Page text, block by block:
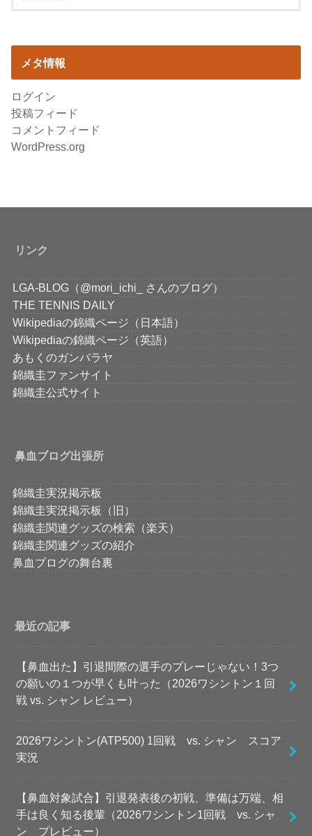
メタ情報
ログイン
投稿フィード
コメントフィード
WordPress.org
リンク
LGA-BLOG（@mori_ichi_ さんのブログ）
THE TENNIS DAILY
Wikipediaの錦織ページ（日本語）
Wikipediaの錦織ページ（英語）
あもくのガンバラヤ
錦織圭ファンサイト
錦織圭公式サイト
鼻血ブログ出張所
錦織圭実況掲示板
錦織圭実況掲示板（旧）
錦織圭関連グッズの検索（楽天）
錦織圭関連グッズの紹介
鼻血ブログの舞台裏
最近の記事
【鼻血出た】引退間際の選手のプレーじゃない！3つ
の願いの１つが早くも叶った（2026ワシントン１回
戦 vs. シャン レビュー）
2026ワシントン(ATP500) 1回戦 vs. シャン スコア
実況
【鼻血対象試合】引退発表後の初戦、準備は万端、相
手は良く知る後輩（2026ワシントン1回戦 vs. シャ
ン プレビュー）